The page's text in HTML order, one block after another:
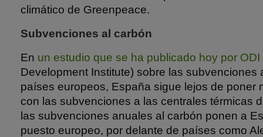
climático de Greenpeace.
Subvenciones al carbón
En un estudio que se ha publicado hoy por ODI
Development Institute) sobre las subvenciones
países europeos, España sigue lejos de poner
con las subvenciones a las centrales térmicas
las subvenciones anuales al carbón ponen a
puesto europeo, por delante de países como